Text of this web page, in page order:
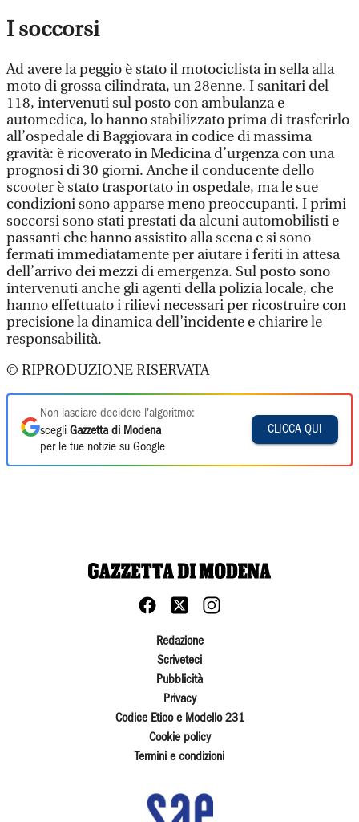
I soccorsi
Ad avere la peggio è stato il motociclista in sella alla
moto di grossa cilindrata, un 28enne. I sanitari del
118, intervenuti sul posto con ambulanza e
automedica, lo hanno stabilizzato prima di trasferirlo
all’ospedale di Baggiovara in codice di massima
gravità: è ricoverato in Medicina d’urgenza con una
prognosi di 30 giorni. Anche il conducente dello
scooter è stato trasportato in ospedale, ma le sue
condizioni sono apparse meno preoccupanti. I primi
soccorsi sono stati prestati da alcuni automobilisti e
passanti che hanno assistito alla scena e si sono
fermati immediatamente per aiutare i feriti in attesa
dell’arrivo dei mezzi di emergenza. Sul posto sono
intervenuti anche gli agenti dellapolizia locale, che
hanno effettuato i rilievi necessari per ricostruire con
precisione la dinamica dell’incidente e chiarire le
responsabilità.
© RIPRODUZIONE RISERVATA
Non lasciare decidere l'algoritmo:
scegli Gazzetta di Modena
per le tue notizie su Google
CLICCA QUI
Redazione
Scriveteci
Pubblicità
Privacy
Codice Etico e Modello 231
Cookie policy
Termini e condizioni